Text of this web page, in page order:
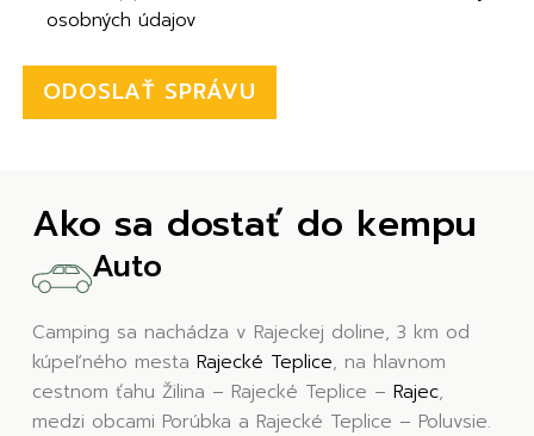
osobných údajov
ODOSLAŤ SPRÁVU
Ako sa dostať do kempu
Auto
Camping sa nachádza v Rajeckej doline, 3 km od
kúpeľného mestaRajecké Teplice, na hlavnom
cestnom ťahu Žilina – Rajecké Teplice –Rajec,
medzi obcami Porúbka a Rajecké Teplice – Poluvsie.